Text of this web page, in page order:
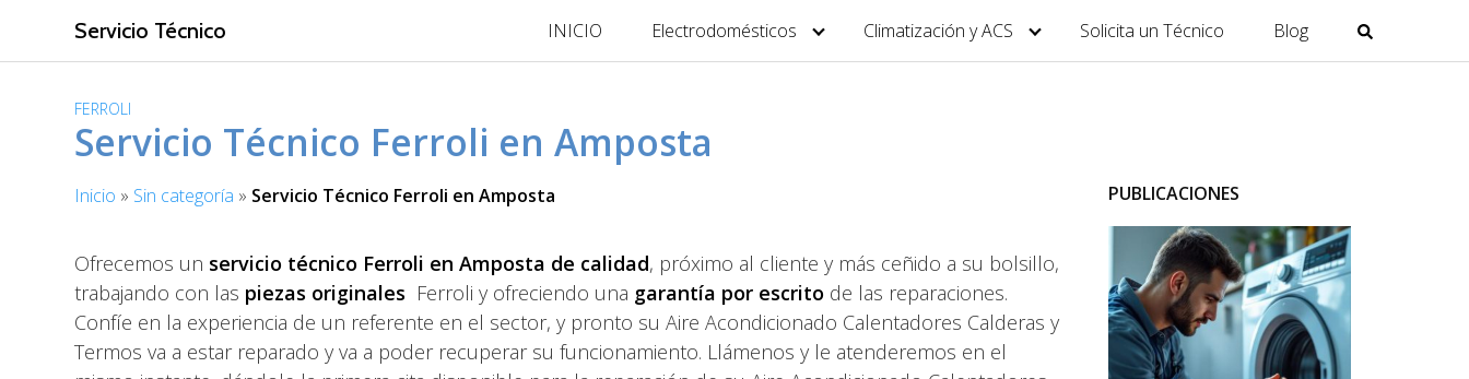
l
Servicio Técnico INICIO Electrodomésticos Climatización y ACS Solicita un Técnico Blog
FERROLI
Servicio Técnico Ferroli en Amposta
Inicio » Sin categoría » Servicio Técnico Ferroli en Amposta
Ofrecemos un servicio técnico Ferroli en Amposta de calidad, próximo al cliente y más ceñido a su bolsillo,
trabajando con las piezas originales Ferroli y ofreciendo una garantía por escrito de las reparaciones.
Confíe en la experiencia de un referente en el sector, y pronto su Aire Acondicionado Calentadores Calderas y
Termos va a estar reparado y va a poder recuperar su funcionamiento. Llámenos y le atenderemos en el
PUBLICACIONES